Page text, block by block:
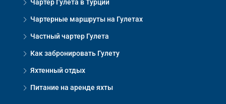
Чартер Гулета в Турции
Чартерные маршруты на Гулетах
Частный чартер Гулета
Как забронировать Гулету
Яхтенный отдых
Питание на аренде яхты